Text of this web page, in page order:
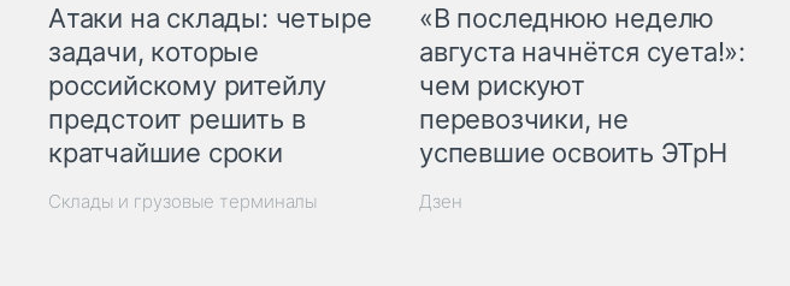
Атаки на склады: четыре
задачи, которые
российскому ритейлу
предстоит решить в
кратчайшие сроки
Склады и грузовые терминалы
«В последнюю неделю
августа начнётся суета!»:
чем рискуют
перевозчики, не
успевшие освоить ЭТрН
Дзен